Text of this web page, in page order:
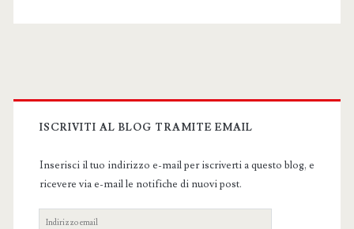
Primary
Sidebar
ISCRIVITI AL BLOG TRAMITE EMAIL
Inserisci il tuo indirizzo e-mail per iscriverti a questo blog, e
ricevere via e-mail le notifiche di nuovi post.
Indirizzo